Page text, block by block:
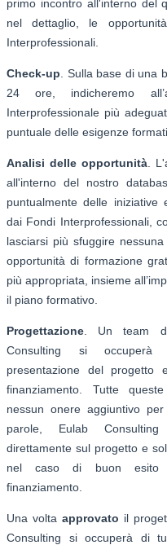
primo incontro all'interno del
nel dettaglio, le
Interprofessionali.
Check-up . Sulla base di una
24 ore, indicheremo
Interprofessionale più
puntuale delle esigenze
Analisi delle opportunità.
all'interno del nostro
puntualmente delle iniziative
dai Fondi Interprofessionali,
lasciarsi più sfuggire
opportunità di formazione
più appropriata, insieme
il piano formativo.
Progettazione . Un team
Consulting si
presentazione del progetto
finanziamento. Tutte
nessun onere aggiuntivo
parole, Eulab
direttamente sul progetto e
nel caso di buon esito
finanziamento.
Una voltaapprovato il
Consulting si occuperà di